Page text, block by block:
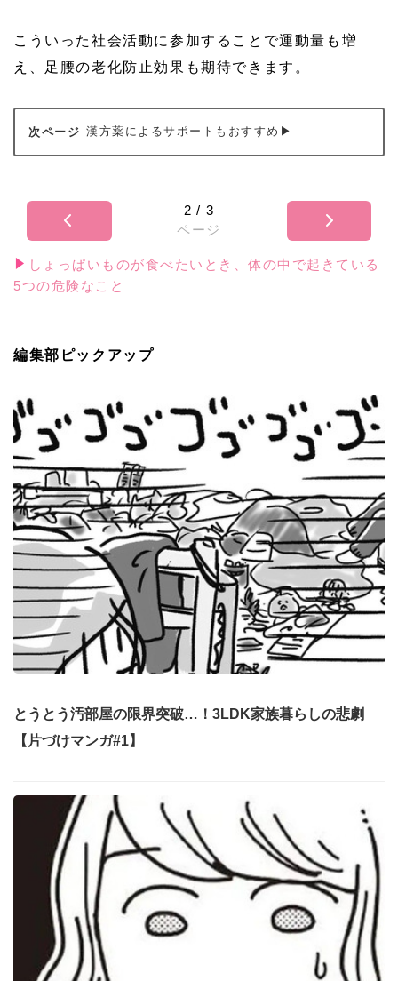
こういった社会活動に参加することで運動量も増
え、足腰の老化防止効果も期待できます。
漢方薬によるサポートもおすすめ▶
2 / 3
ページ
しょっぱいものが食べたいとき、体の中で起きている
5つの危険なこと
編集部ピックアップ
とうとう汚部屋の限界突破…！3LDK家族暮らしの悲劇
【片づけマンガ#1】